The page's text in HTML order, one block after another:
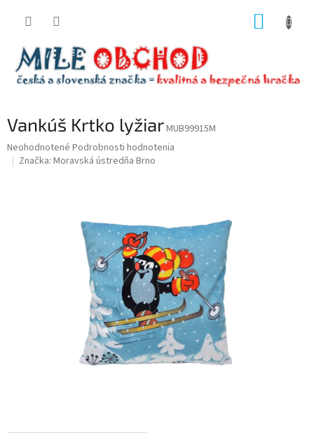
Vankúš Krtko lyžiarMUB99915M
Priemerné
hodnotenie
Neohodnotené Podrobnosti hodnotenia
Značka: Moravská ústredňa Brno